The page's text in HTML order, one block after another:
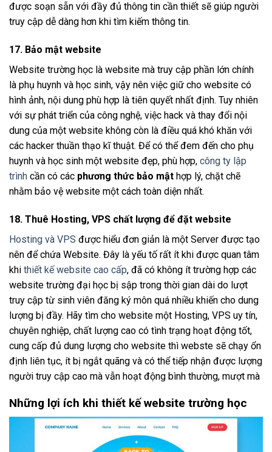
được soạn sẵn với đầy đủ thông tin cần thiết sẽ giúp người
truy cập dễ dàng hơn khi tìm kiếm thông tin.
17. Bảo mật website
Website trường học là website mà truy cập phần lớn chính
là phụ huynh và học sinh, vậy nên việc giữ cho website có
hình ảnh, nội dung phù hợp là tiên quyết nhất định. Tuy nhiên
với sự phát triển của công nghệ, việc hack và thay đổi nội
dung của một website không còn là điều quá khó khăn với
các hacker thuần thạo kĩ thuật. Để có thể đem đến cho phụ
huynh và học sinh một website đẹp, phù hợp, công ty lập
trình cần có các phương thức bảo mật hợp lý, chặt chẽ
nhằm bảo vệ website một cách toàn diện nhất.
18. Thuê Hosting, VPS chất lượng để đặt website
Hosting và VPS được hiểu đơn giản là một Server được tạo
nên để chứa Website. Đây là yếu tố rất ít khi được quan tâm
khi thiết kế website cao cấp, đã có không ít trường hợp các
website trường đại học bị sập trong thời gian dài do lượt
truy cập từ sinh viên đăng ký môn quá nhiều khiến cho dung
lượng bị đầy. Hãy tìm cho website một Hosting, VPS uy tín,
chuyên nghiệp, chất lượng cao có tình trạng hoạt động tốt,
cung cấp đủ dung lượng cho website thì webste sẽ chạy ổn
định liên tục, ít bị ngắt quãng và có thể tiếp nhận được lượng
người truy cập cao mà vẫn hoạt động bình thường, mượt mà
Những lợi ích khi thiết kế website trường học